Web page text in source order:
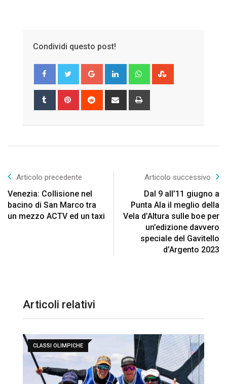
Condividi questo post!
Google+ LinkedIn Whatsapp
Tumblr Pinterest Reddit
Share
Articolo precedente
Venezia: Collisione nel
bacino di San Marco tra
un mezzo ACTV ed un taxi
Articolo successivo
Dal 9 all’11 giugno a
Punta Ala il meglio della
Vela d’Altura sulle boe per
un’edizione davvero
speciale del Gavitello
d’Argento 2023
Articoli relativi
CLASSI OLIMPICHE